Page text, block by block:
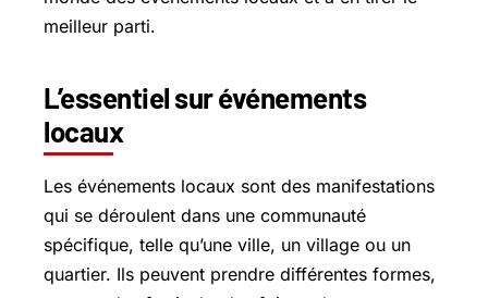
meilleur parti.
L’essentiel sur événements
locaux
Les événements locaux sont des manifestations
qui se déroulent dans une communauté
spécifique, telle qu’une ville, un village ou un
quartier. Ils peuvent prendre différentes formes,